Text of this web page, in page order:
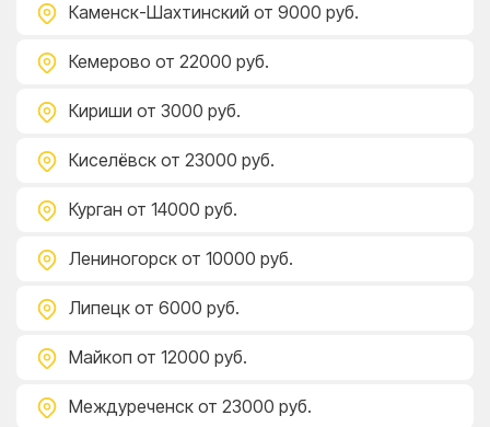
Каменск-Шахтинский от 9000 руб.
Кемерово от 22000 руб.
Кириши от 3000 руб.
Киселёвск от 23000 руб.
Курган от 14000 руб.
Лениногорск от 10000 руб.
Липецк от 6000 руб.
Майкоп от 12000 руб.
Междуреченск от 23000 руб.